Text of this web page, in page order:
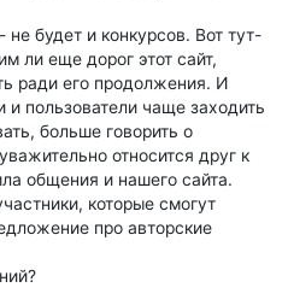
будет и конкурсов. Вот тут-
ли еще дорог этот сайт,
ради его продолжения. И
и пользователи чаще заходить
больше говорить о
относится друг к
общения и нашего сайта.
которые смогут
про авторские